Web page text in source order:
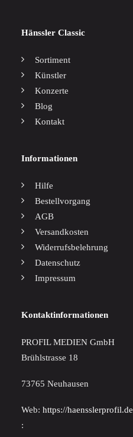
Hänssler Classic
Sortiment
Künstler
Konzerte
Blog
Kontakt
Informationen
Hilfe
Bestellvorgang
AGB
Versandkosten
Widerrufsbelehrung
Datenschutz
Impressum
Kontaktinformationen
PROFIL MEDIEN GmbH
Brühlstrasse 18
73765 Neuhausen
Web: https://haensslerprofil.de
: